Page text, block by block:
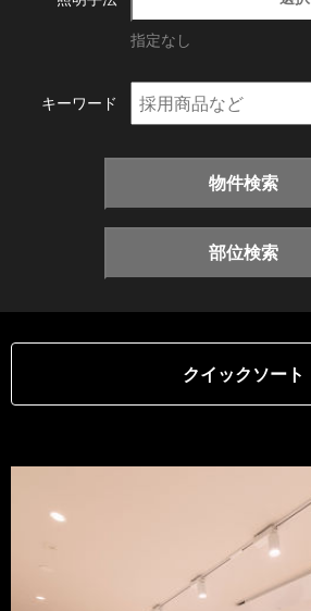
指定なし
キーワード
物件検索
部位検索
クイックソート